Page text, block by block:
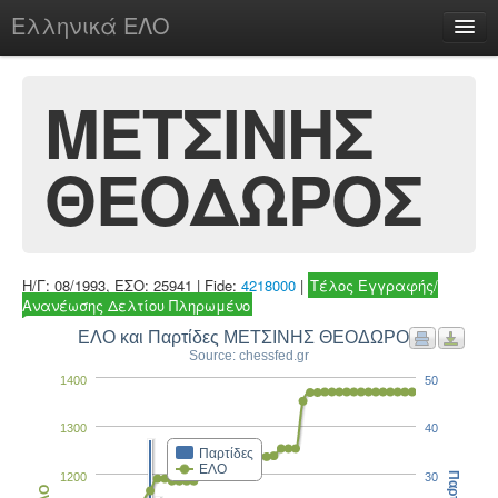
Ελληνικά ΕΛΟ
chesstu.be @ discord
Login
ΜΕΤΣΙΝΗΣ
ΘΕΟΔΩΡΟΣ
Η/Γ: 08/1993, ΕΣΟ: 25941 | Fide: 4218000 | Τέλος Εγγραφής/
Ανανέωσης Δελτίου Πληρωμένο
ΕΛΟ και Παρτίδες ΜΕΤΣΙΝΗΣ ΘΕΟΔΩΡΟΣ
Source: chessfed.gr
Παρτίδες
ΕΛΟ
1200
1300
1400
30
40
50